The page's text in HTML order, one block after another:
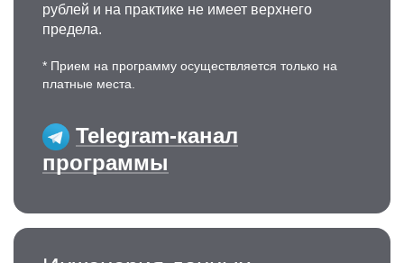
рублей и на практике не имеет верхнего
предела.
* Прием на программу осуществляется только на
платные места.
Telegram-канал
программы